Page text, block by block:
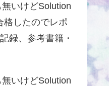
いけどSolution
格したのでレポ
録、参考書籍・
いけどSolution